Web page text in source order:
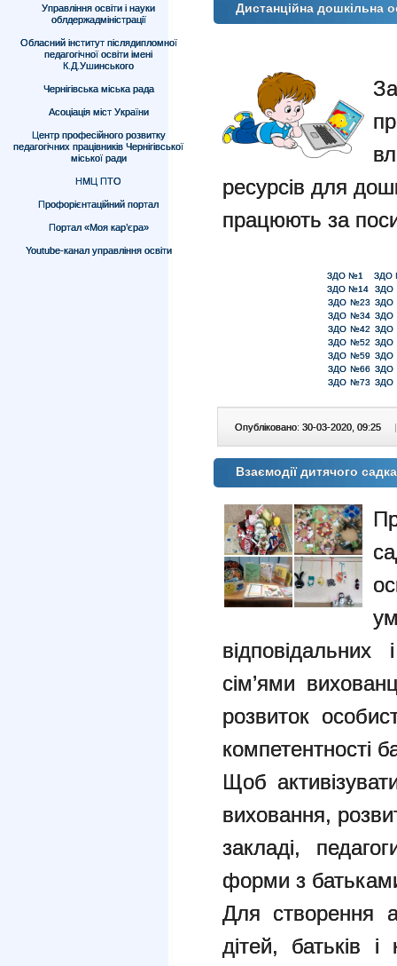
Управління освіти і науки
облдержадміністрації
Обласний інститут післядипломної
педагогічної освіти імені
К.Д.Ушинського
Чернігівська міська рада
Асоціація міст України
Центр професійного розвитку
педагогічних працівників Чернігівської
міської ради
НМЦ ПТО
Профорієнтаційний портал
Портал «Моя кар’єра»
Youtube-канал управління освіти
Дистанційна дошкільна
ресурсів для
працюють за
ЗДО №1
ЗДО
ЗДО №14
ЗДО
ЗДО №23 ЗДО
ЗДО №34 ЗДО
ЗДО №42 ЗДО
ЗДО №52 ЗДО
ЗДО №59 ЗДО
ЗДО №66 ЗДО
ЗДО №73 ЗДО
Опубліковано: 30-03-2020, 09:25 |
Взаємодії дитячого
сім’ями
розвиток
компетентності
Щоб
виховання,
закладі,
форми з
Для створення
дітей, батьків і